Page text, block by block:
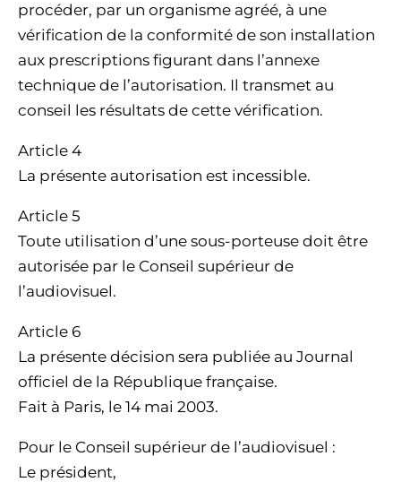
procéder, par un organisme agréé, à une
vérification de la conformité de son installation
aux prescriptions figurant dans l’annexe
technique de l’autorisation. Il transmet au
conseil les résultats de cette vérification.
Article 4
La présente autorisation est incessible.
Article 5
Toute utilisation d’une sous-porteuse doit être
autorisée par le Conseil supérieur de
l’audiovisuel.
Article 6
La présente décision sera publiée au Journal
officiel de la République française.
Fait à Paris, le 14 mai 2003.
Pour le Conseil supérieur de l’audiovisuel :
Le président,